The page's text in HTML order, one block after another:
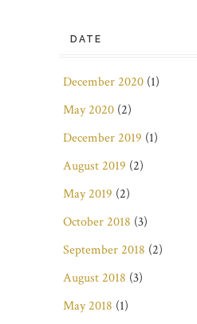
DATE
December 2020 (1)
May 2020 (2)
December 2019 (1)
August 2019 (2)
May 2019 (2)
October 2018 (3)
September 2018 (2)
August 2018 (3)
May 2018 (1)